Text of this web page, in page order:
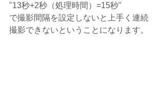
"13秒+2秒（処理時間）=15秒"
で撮影間隔を設定しないと上手く連続
撮影できないということになります。